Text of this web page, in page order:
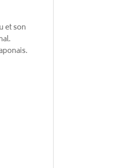
et son